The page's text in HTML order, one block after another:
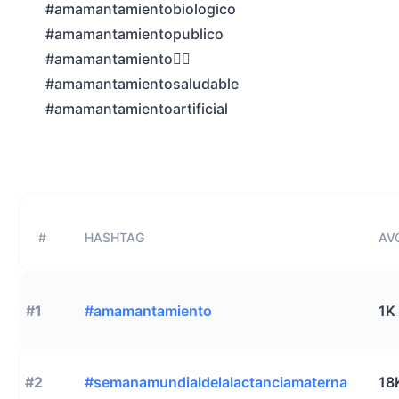
#amamantamientobiologico
#amamantamientopublico
#amamantamiento🙎‍♀️
#amamantamientosaludable
#amamantamientoartificial
# HASHTAG
#1 #amamantamiento 1K
#2 #semanamundialdelalactanciamaterna